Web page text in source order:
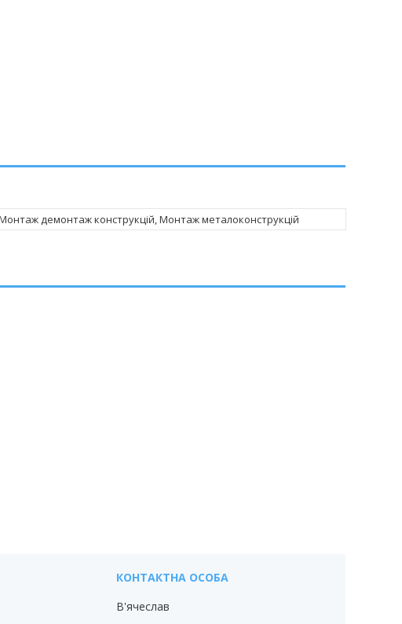
демонтаж конструкцій, Монтаж металоконструкцій
В'ячеслав